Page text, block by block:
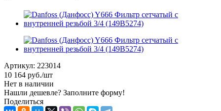
Артикул: 223014
10 164 руб./шт
Нет в наличии
Нашли дешевле? Заполните форму!
Поделиться